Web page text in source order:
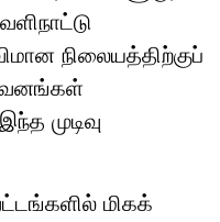
நிலையத்திற்குப்
முடிவு
மிகக்